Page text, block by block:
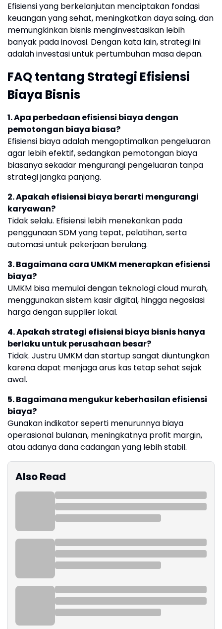
Efisiensi yang berkelanjutan menciptakan fondasi
keuangan yang sehat, meningkatkan daya saing, dan
memungkinkan bisnis menginvestasikan lebih
banyak pada inovasi. Dengan kata lain, strategi ini
adalah investasi untuk pertumbuhan masa depan.
FAQ tentang Strategi Efisiensi
Biaya Bisnis
1. Apa perbedaan efisiensi biaya dengan
pemotongan biaya biasa?
Efisiensi biaya adalah mengoptimalkan pengeluaran
agar lebih efektif, sedangkan pemotongan biaya
biasanya sekadar mengurangi pengeluaran tanpa
strategi jangka panjang.
2. Apakah efisiensi biaya berarti mengurangi
karyawan?
Tidak selalu. Efisiensi lebih menekankan pada
penggunaan SDM yang tepat, pelatihan, serta
automasi untuk pekerjaan berulang.
3. Bagaimana cara UMKM menerapkan efisiensi
biaya?
UMKM bisa memulai dengan teknologi cloud murah,
menggunakan sistem kasir digital, hingga negosiasi
harga dengan supplier lokal.
4. Apakah strategi efisiensi biaya bisnis hanya
berlaku untuk perusahaan besar?
Tidak. Justru UMKM dan startup sangat diuntungkan
karena dapat menjaga arus kas tetap sehat sejak
awal.
5. Bagaimana mengukur keberhasilan efisiensi
biaya?
Gunakan indikator seperti menurunnya biaya
operasional bulanan, meningkatnya profit margin,
atau adanya dana cadangan yang lebih stabil.
Also Read